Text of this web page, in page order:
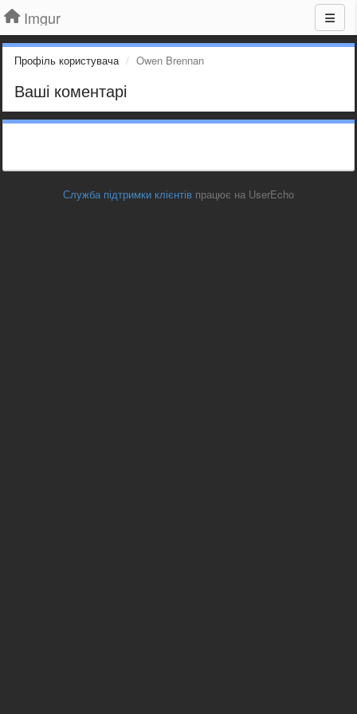
Imgur
Профіль користувача Owen Brennan
Ваші коментарі
Служба підтримки клієнтів працює на UserEcho